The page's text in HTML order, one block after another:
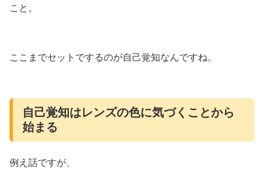
こと。
ここまでセットでするのが自己覚知なんですね。
自己覚知はレンズの色に気づくことから
始まる
例え話ですが、